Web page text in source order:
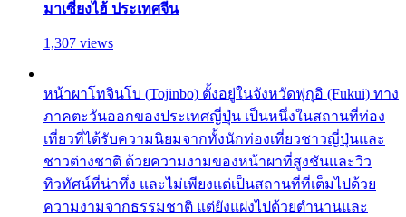
มาเซี่ยงไฮ้ ประเทศจีน
1,307 views
หน้าผาโทจินโบ (Tojinbo) ตั้งอยู่ในจังหวัดฟุกุอิ (Fukui) ทาง
ภาคตะวันออกของประเทศญี่ปุ่น เป็นหนึ่งในสถานที่ท่อง
เที่ยวที่ได้รับความนิยมจากทั้งนักท่องเที่ยวชาวญี่ปุ่นและ
ชาวต่างชาติ ด้วยความงามของหน้าผาที่สูงชันและวิว
ทิวทัศน์ที่น่าทึ่ง และไม่เพียงแต่เป็นสถานที่ที่เต็มไปด้วย
ความงามจากธรรมชาติ แต่ยังแฝงไปด้วยตำนานและ